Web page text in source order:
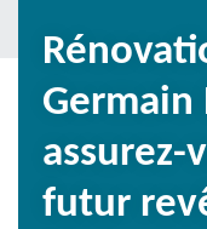
Germain
assurez-
futur